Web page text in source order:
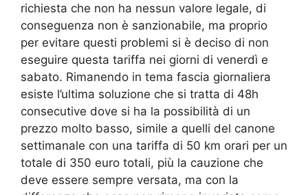
richiesta che non ha nessun valore legale, di
conseguenza non è sanzionabile, ma proprio
per evitare questi problemi si è deciso di non
eseguire questa tariffa nei giorni di venerdì e
sabato. Rimanendo in tema fascia giornaliera
esiste l’ultima soluzione che si tratta di 48h
consecutive dove si ha la possibilità di un
prezzo molto basso, simile a quelli del canone
settimanale con una tariffa di 50 km orari per un
totale di 350 euro totali, più la cauzione che
deve essere sempre versata, ma con la